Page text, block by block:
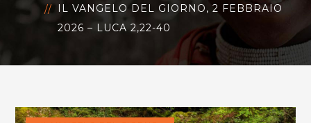
IL VANGELO DEL GIORNO, 2 FEBBRAIO
2026 – LUCA 2,22-40